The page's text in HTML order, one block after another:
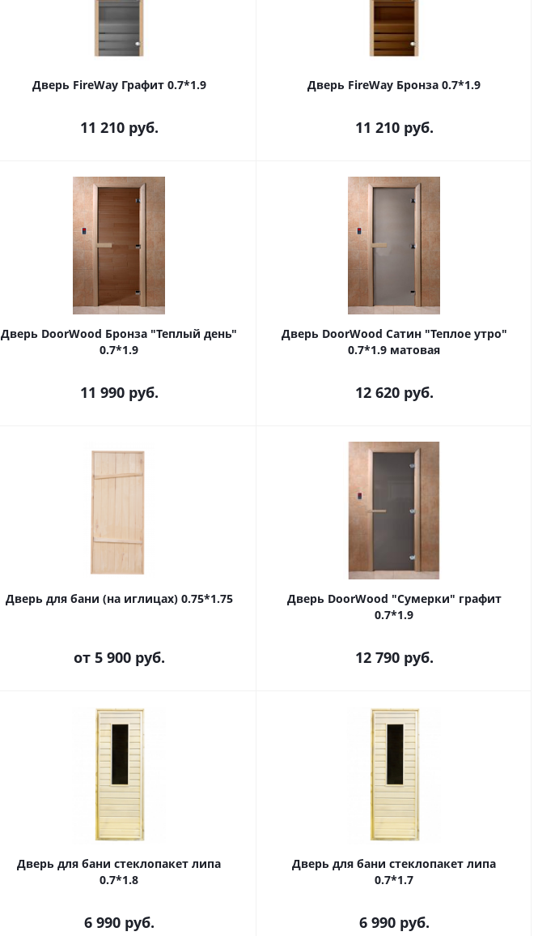
Дверь FireWay Графит 0.7*1.9
11 210руб.
Дверь FireWay Бронза 0.7*1.9
11 210руб.
Дверь DoorWood Бронза "Теплый день"
0.7*1.9
11 990руб.
Дверь DoorWood Сатин "Теплое утро"
0.7*1.9 матовая
12 620руб.
Дверь для бани (на иглицах) 0.75*1.75
от 5 900 руб.
Дверь DoorWood "Сумерки" графит
0.7*1.9
12 790руб.
Дверь для бани стеклопакет липа
0.7*1.8
6 990руб.
Дверь для бани стеклопакет липа
0.7*1.7
6 990руб.